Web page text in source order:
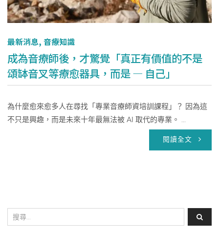
最新消息, 音療知識
成為音療師後，才驚覺「真正有價值的不是
頌缽音叉等療愈器具，而是 — 自己」
為什麼愈來愈多人在尋找「專業音療師資培訓課程」？ 因為這
不只是興趣，而是未來十年最無法被 AI 取代的專業。 ...
閱讀全文